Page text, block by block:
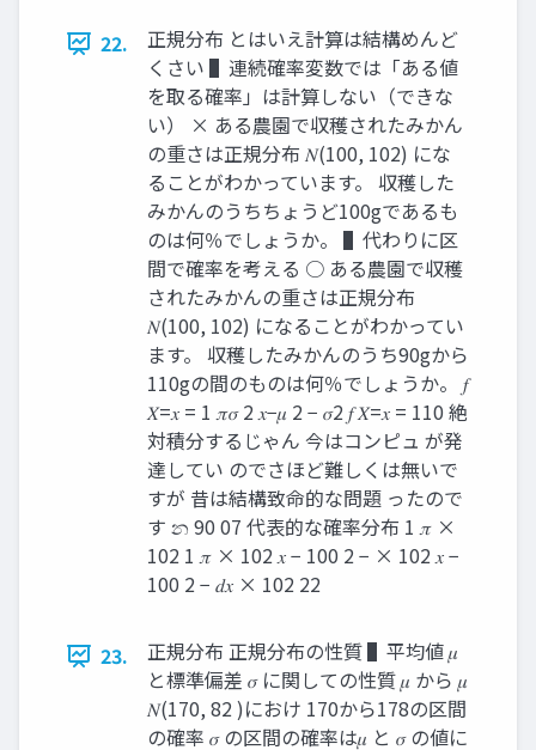
22.
正規分布 とはいえ計算は結構めんど
くさい ▌連続確率変数では「ある値
を取る確率」は計算しない（できな
い） × ある農園で収穫されたみかん
の重さは正規分布 𝑁(100, 102) にな
ることがわかっています。 収穫した
みかんのうちちょうど100gであるも
のは何％でしょうか。 ▌代わりに区
間で確率を考える ○ ある農園で収穫
されたみかんの重さは正規分布
𝑁(100, 102) になることがわかってい
ます。 収穫したみかんのうち90gから
110gの間のものは何％でしょうか。 𝑓
𝑋=𝑥 = 1 𝜋𝜎 2 𝑥−𝜇 2 − 𝜎2 𝑓 𝑋=𝑥 = 110 絶
対積分するじゃん 今はコンピュ が発
達してい のでさほど難しくは無いで
すが 昔は結構致命的な問題 ったので
す න 90 07 代表的な確率分布 1 𝜋 ×
102 1 𝜋 × 102 𝑥 − 100 2 − × 102 𝑥 −
100 2 − 𝑑𝑥 × 102 22
23.
正規分布 正規分布の性質 ▌平均値 𝜇
と標準偏差 𝜎 に関しての性質 𝜇 から 𝜇
𝑁(170, 82 )におけ 170から178の区間
の確率 𝜎 の区間の確率は𝜇 と 𝜎 の値に